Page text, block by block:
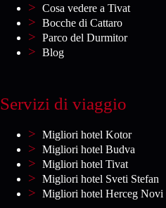
Cosa vedere a Tivat
Bocche di Cattaro
Parco del Durmitor
Blog
Servizi di viaggio
Migliori hotel Kotor
Migliori hotel Budva
Migliori hotel Tivat
Migliori hotel Sveti Stefan
Migliori hotel Herceg Novi